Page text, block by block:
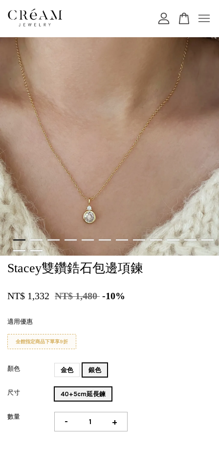
Stacey雙鑽鋯石包邊項鍊
NT$ 1,332 NT$ 1,480 -10%
適用優惠
全館指定商品下單享9折
顏色 金色 銀色
尺寸 40+5cm延長鍊
數量 - +
您的購物車目前還是空的。